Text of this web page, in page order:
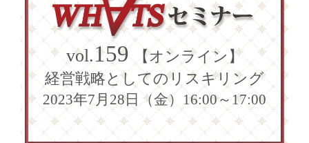
vol.159 【オンライン】
経営戦略としてのリスキリング
2023年7月28日（金）16:00～17:00